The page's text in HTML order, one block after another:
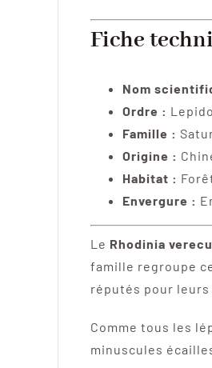
Fiche
Nom
Ordre :
Famille :
Origine :
Habitat :
Envergure :
Le Rhodinia
famille regroupe
réputés pour
Comme tous les
minuscules